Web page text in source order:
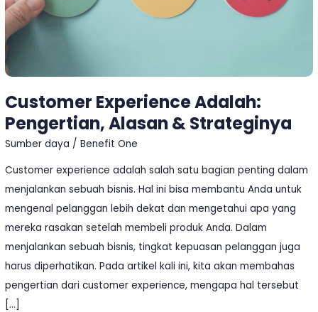
Customer Experience Adalah:
Pengertian, Alasan & Strateginya
Sumber daya /Benefit One
Customer experience adalah salah satu bagian penting dalam
menjalankan sebuah bisnis. Hal ini bisa membantu Anda untuk
mengenal pelanggan lebih dekat dan mengetahui apa yang
mereka rasakan setelah membeli produk Anda. Dalam
menjalankan sebuah bisnis, tingkat kepuasan pelanggan juga
harus diperhatikan. Pada artikel kali ini, kita akan membahas
pengertian dari customer experience, mengapa hal tersebut
[…]